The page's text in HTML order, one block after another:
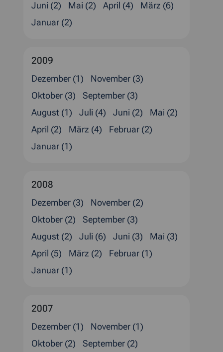
Juni (2)
Mai (2) April (4)
März (6)
Januar (2)
2009
Dezember (1)
November (3)
Oktober (3)
September (3)
August (1)
Juli (4) Juni (2)
Mai (2)
April (2)
März (4)
Februar (2)
Januar (1)
2008
Dezember (3)
November (2)
Oktober (2)
September (3)
August (2)
Juli (6) Juni (3)
Mai (3)
April (5)
März (2)
Februar (1)
Januar (1)
2007
Dezember (1)
November (1)
Oktober (2)
September (2)